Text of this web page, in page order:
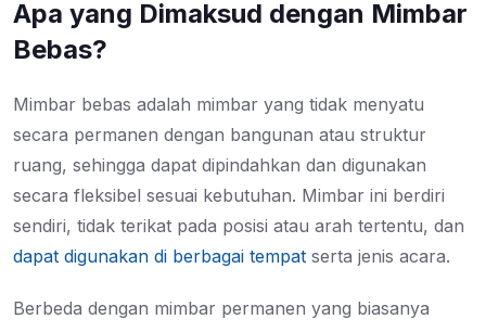
Apa yang Dimaksud dengan Mimbar
Bebas?
Mimbar bebas adalah mimbar yang tidak menyatu
secara permanen dengan bangunan atau struktur
ruang, sehingga dapat dipindahkan dan digunakan
secara fleksibel sesuai kebutuhan. Mimbar ini berdiri
sendiri, tidak terikat pada posisi atau arah tertentu, dan
dapat digunakan di berbagai tempat serta jenis acara.
Berbeda dengan mimbar permanen yang biasanya